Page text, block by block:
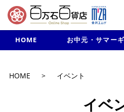
HOME お中元・サマー
新規入会で3千円以上で使え
HOME > イベント
イベ